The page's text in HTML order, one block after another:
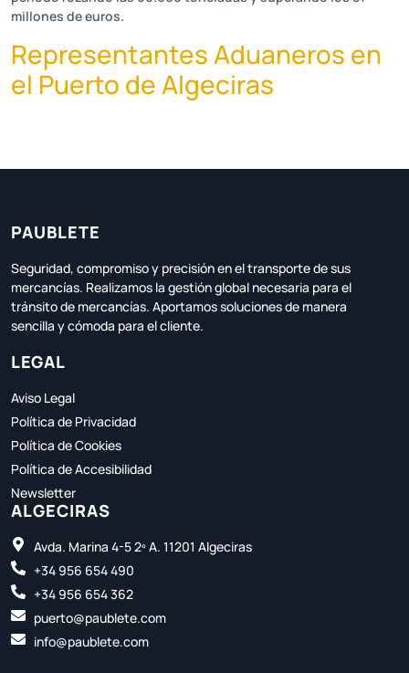
millones de euros.
Representantes Aduaneros en
el Puerto de Algeciras
PAUBLETE
Seguridad, compromiso y precisión en el transporte de sus
mercancías. Realizamos la gestión global necesaria para el
tránsito de mercancías. Aportamos soluciones de manera
sencilla y cómoda para el cliente.
LEGAL
Aviso Legal
Política de Privacidad
Política de Cookies
Política de Accesibilidad
Newsletter
ALGECIRAS
Avda. Marina 4-5 2º A. 11201 Algeciras
+34 956 654 490
+34 956 654 362
puerto@paublete.com
info@paublete.com